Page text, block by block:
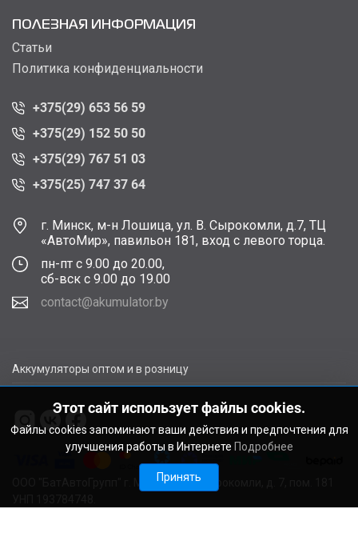
ПОЛЕЗНАЯ ИНФОРМАЦИЯ
Статьи
Политика конфиденциальности
+375(29) 653 56 59
+375(29) 152 50 50
+375(29) 767 51 03
+375(25) 747 37 64
г. Минск, м-н Лошица, ул. В. Сырокомли, д.7, ТЦ
«АвтоМир», павильон 181, вход с левого торца.
пн-пт с 9.00 до 20.00,
сб-вск с 9.00 до 19.00
contact@akumulator.by
Аккумуляторы оптом и в розницу
ООО "БатАвтоГрупп" г. Минск, ул. В. Сырокомли, д. 7, пом. 181
Этот сайт использует файлы cookies.
Файлы cookies запоминают ваши действия и предпочтения для
улучшения работы в Интернете Подробнее
Принять